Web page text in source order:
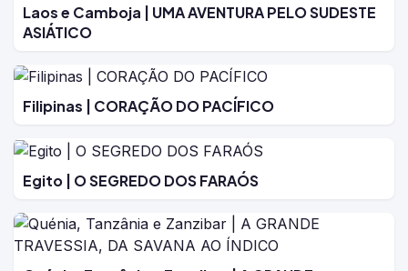
Laos e Camboja | UMA AVENTURA PELO SUDESTE
ASIÁTICO
Filipinas | CORAÇÃO DO PACÍFICO
Egito | O SEGREDO DOS FARAÓS